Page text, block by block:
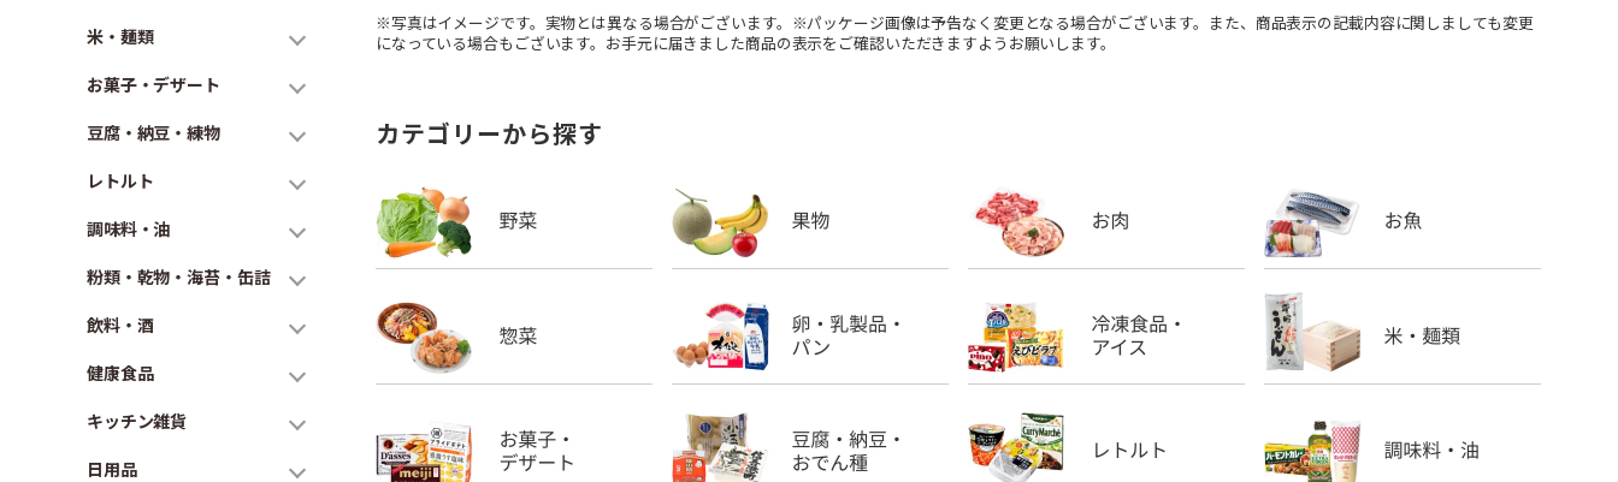
米・麺類
お菓子・デザート
豆腐・納豆・練物
レトルト
調味料・油
粉類・乾物・海苔・缶詰
飲料・酒
健康食品
キッチン雑貨
日用品
※写真はイメージです。実物とは異なる場合がございます。※パッケージ画像は予告なく変更となる場合がございます。また、商品表示の記載内容に関しましても変更
になっている場合もございます。お手元に届きました商品の表示をご確認いただきますようお願いします。
カテゴリーから探す